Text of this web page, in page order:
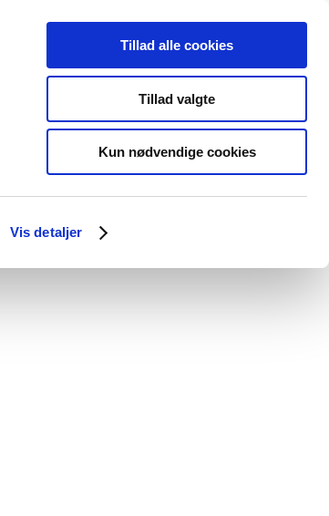
Vis detaljer
Tillad alle cookies
Tillad valgte
Kun nødvendige cookies
Special product